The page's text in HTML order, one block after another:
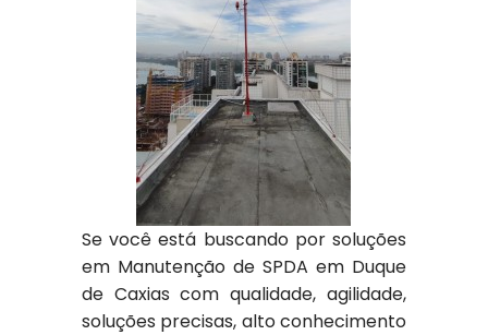
Se você está buscando por soluções
em Manutenção de SPDA em Duque
de Caxias com qualidade, agilidade,
soluções precisas, alto conhecimento